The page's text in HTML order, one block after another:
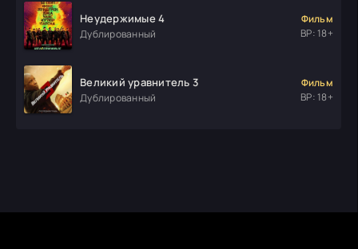
Неудержимые 4
Дублированный
Фильм
ВР: 18+
Великий уравнитель 3
Дублированный
Фильм
ВР: 18+